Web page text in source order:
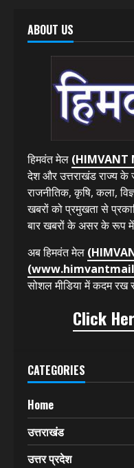
ABOUT US
हिमवंत मेल (HIMVANT
देश और उत्तराखंड राज्य के
राजनीतिक, कृषि, कला,
खबरों को प्रमुखता से
बार खबरों के असर के रूप में
अब हिमवंत मेल
सोशल मीडिया में कदम रख
Click
CATEGORIES
Home
उत्तराखंड
उत्तर प्रदेश